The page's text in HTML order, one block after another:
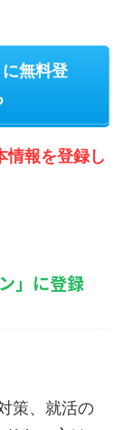
無料登
情報を登録し
」に登録
策、就活の